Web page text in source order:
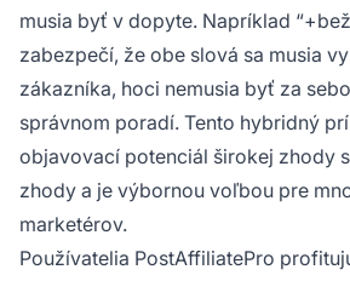
musia byť v dopyte. Napríklad
zabezpečí, že obe slová sa musia
zákazníka, hoci nemusia byť za
správnom poradí. Tento hybridný
objavovací potenciál širokej zhody
zhody a je výbornou voľbou pre
marketérov.
Používatelia PostAffiliatePro